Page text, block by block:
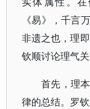
《易》，千言
非遗之也，理
钦顺讨论理气
首先，理
律的总结。罗钦